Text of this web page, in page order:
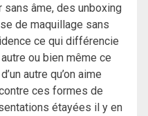
âme, des unboxing
de maquillage sans
ce qui différencie
ou bien même ce
autre qu’on aime
ces formes de
étayées il y en